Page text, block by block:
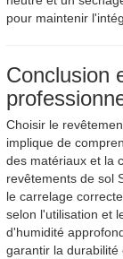
pour maintenir
Conclusion
Choisir le
implique de
des matériaux et la
revêtements de sol
le carrelage
selon l'utilisation et
d'humidité
garantir la durabilité